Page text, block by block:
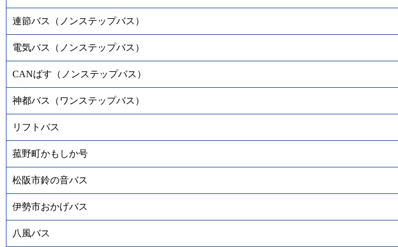
連節バス（ノンステップバス）
電気バス（ノンステップバス）
CANばす（ノンステップバス）
神都バス（ワンステップバス）
リフトバス
菰野町かもしか号
松阪市鈴の音バス
伊勢市おかげバス
八風バス